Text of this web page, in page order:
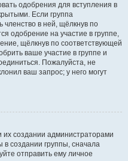
одобрения для вступления в
Если группа
в ней, щёлкнув по
одобрение на участие в группе,
щёлкнув по соответствующей
ваше участие в группе и
Пожалуйста, не
ваш запрос; у него могут
создании администраторами
создании группы, сначала
отправить ему личное